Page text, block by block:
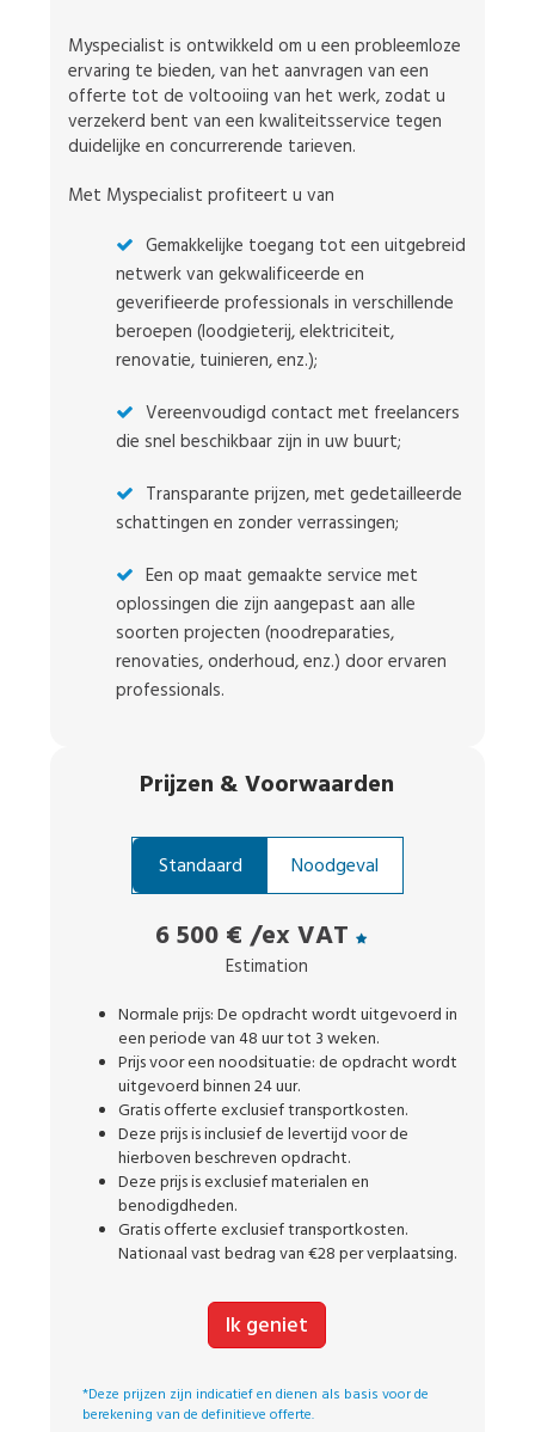
Myspecialist is ontwikkeld om u een probleemloze
ervaring te bieden, van het aanvragen van een
offerte tot de voltooiing van het werk, zodat u
verzekerd bent van een kwaliteitsservice tegen
duidelijke en concurrerende tarieven.
Met Myspecialist profiteert u van
Gemakkelijke toegang tot een uitgebreid
netwerk van gekwalificeerde en
geverifieerde professionals in verschillende
beroepen (loodgieterij, elektriciteit,
renovatie, tuinieren, enz.);
Vereenvoudigd contact met freelancers
die snel beschikbaar zijn in uw buurt;
Transparante prijzen, met gedetailleerde
schattingen en zonder verrassingen;
Een op maat gemaakte service met
oplossingen die zijn aangepast aan alle
soorten projecten (noodreparaties,
renovaties, onderhoud, enz.) door ervaren
professionals.
Prijzen & Voorwaarden
Standaard Noodgeval
6 500 € /ex VAT
Estimation
Normale prijs: De opdracht wordt uitgevoerd in
een periode van 48 uur tot 3 weken.
Prijs voor een noodsituatie: de opdracht wordt
uitgevoerd binnen 24 uur.
Gratis offerte exclusief transportkosten.
Deze prijs is inclusief de levertijd voor de
hierboven beschreven opdracht.
Deze prijs is exclusief materialen en
benodigdheden.
Gratis offerte exclusief transportkosten.
Nationaal vast bedrag van €28 per verplaatsing.
Ik geniet
*Deze prijzen zijn indicatief en dienen als basis voor de
berekening van de definitieve offerte.